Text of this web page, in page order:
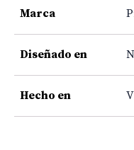
Marca
Diseñado en
Hecho en